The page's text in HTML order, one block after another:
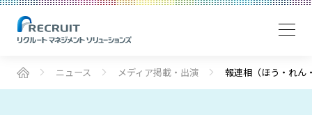
ニュース メディア掲載・出演 報連相（ほう・れん